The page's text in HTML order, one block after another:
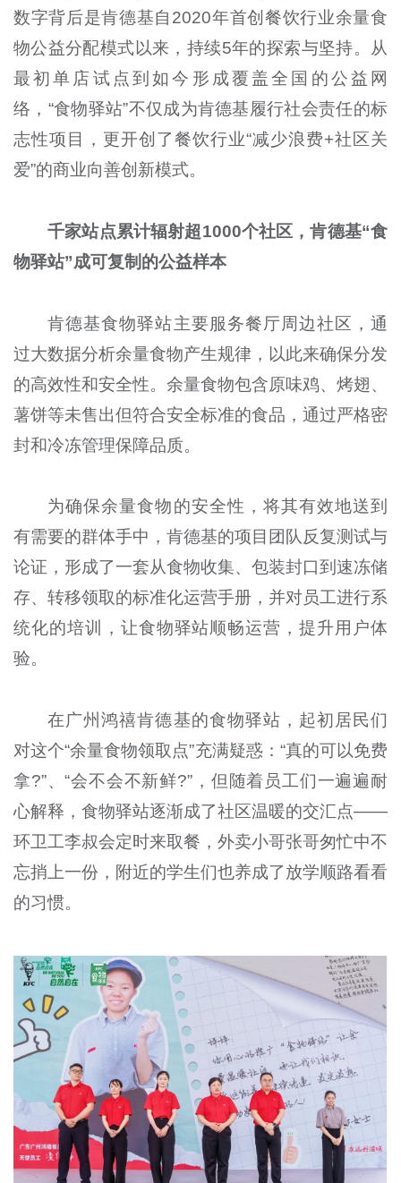
数字背后是肯德基自2020年首创餐饮行业余量食
物公益分配模式以来，持续5年的探索与坚持。从
最初单店试点到如今形成覆盖全国的公益网
络，“食物驿站”不仅成为肯德基履行社会责任的标
志性项目，更开创了餐饮行业“减少浪费+社区关
爱”的商业向善创新模式。
千家站点累计辐射超1000个社区，肯德基“食
物驿站”成可复制的公益样本
肯德基食物驿站主要服务餐厅周边社区，通
过大数据分析余量食物产生规律，以此来确保分发
的高效性和安全性。余量食物包含原味鸡、烤翅、
薯饼等未售出但符合安全标准的食品，通过严格密
封和冷冻管理保障品质。
为确保余量食物的安全性，将其有效地送到
有需要的群体手中，肯德基的项目团队反复测试与
论证，形成了一套从食物收集、包装封口到速冻储
存、转移领取的标准化运营手册，并对员工进行系
统化的培训，让食物驿站顺畅运营，提升用户体
验。
在广州鸿禧肯德基的食物驿站，起初居民们
对这个“余量食物领取点”充满疑惑：“真的可以免费
拿?”、“会不会不新鲜?”，但随着员工们一遍遍耐
心解释，食物驿站逐渐成了社区温暖的交汇点——
环卫工李叔会定时来取餐，外卖小哥张哥匆忙中不
忘捎上一份，附近的学生们也养成了放学顺路看看
的习惯。